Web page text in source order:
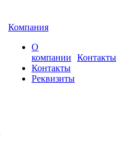
Компания
О
компании
Контакты
Реквизиты
Контакты